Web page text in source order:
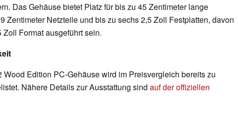
Das Gehäuse bietet Platz für bis zu 45 Zentimeter lange
Zentimeter Netzteile und bis zu sechs 2,5 Zoll Festplatten, davon
Format ausgeführt sein.
Wood Edition PC-Gehäuse wird im Preisvergleich bereits zu
Nähere Details zur Ausstattung sind auf der offiziellen